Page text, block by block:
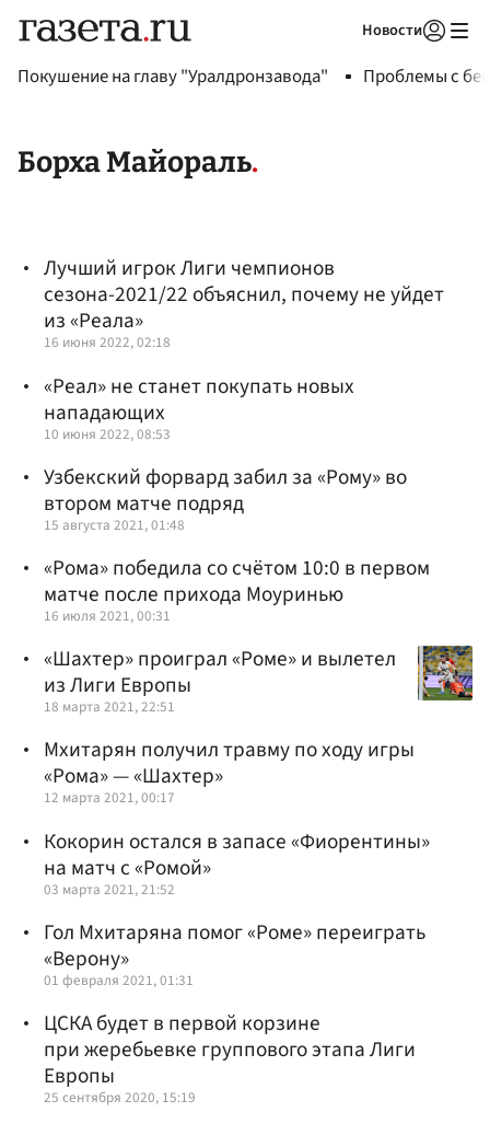
Новости
Покушение на главу "Уралдронзавода" Проблемы с
Борха Майораль
Лучший игрок Лиги чемпионов
сезона-2021/22 объяснил, почему не уйдет
из «Реала»
16 июня 2022, 02:18
«Реал» не станет покупать новых
нападающих
10 июня 2022, 08:53
Узбекский форвард забил за «Рому» во
втором матче подряд
15 августа 2021, 01:48
«Рома» победила со счётом 10:0 в первом
матче после прихода Моуринью
16 июля 2021, 00:31
«Шахтер» проиграл «Роме» и вылетел
из Лиги Европы
18 марта 2021, 22:51
Мхитарян получил травму по ходу игры
«Рома» — «Шахтер»
12 марта 2021, 00:17
Кокорин остался в запасе «Фиорентины»
на матч с «Ромой»
03 марта 2021, 21:52
Гол Мхитаряна помог «Роме» переиграть
«Верону»
01 февраля 2021, 01:31
ЦСКА будет в первой корзине
при жеребьевке группового этапа Лиги
Европы
25 сентября 2020, 15:19